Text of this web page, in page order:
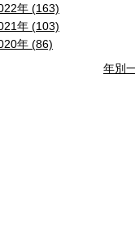
年 (163)
年 (103)
年 (86)
年別